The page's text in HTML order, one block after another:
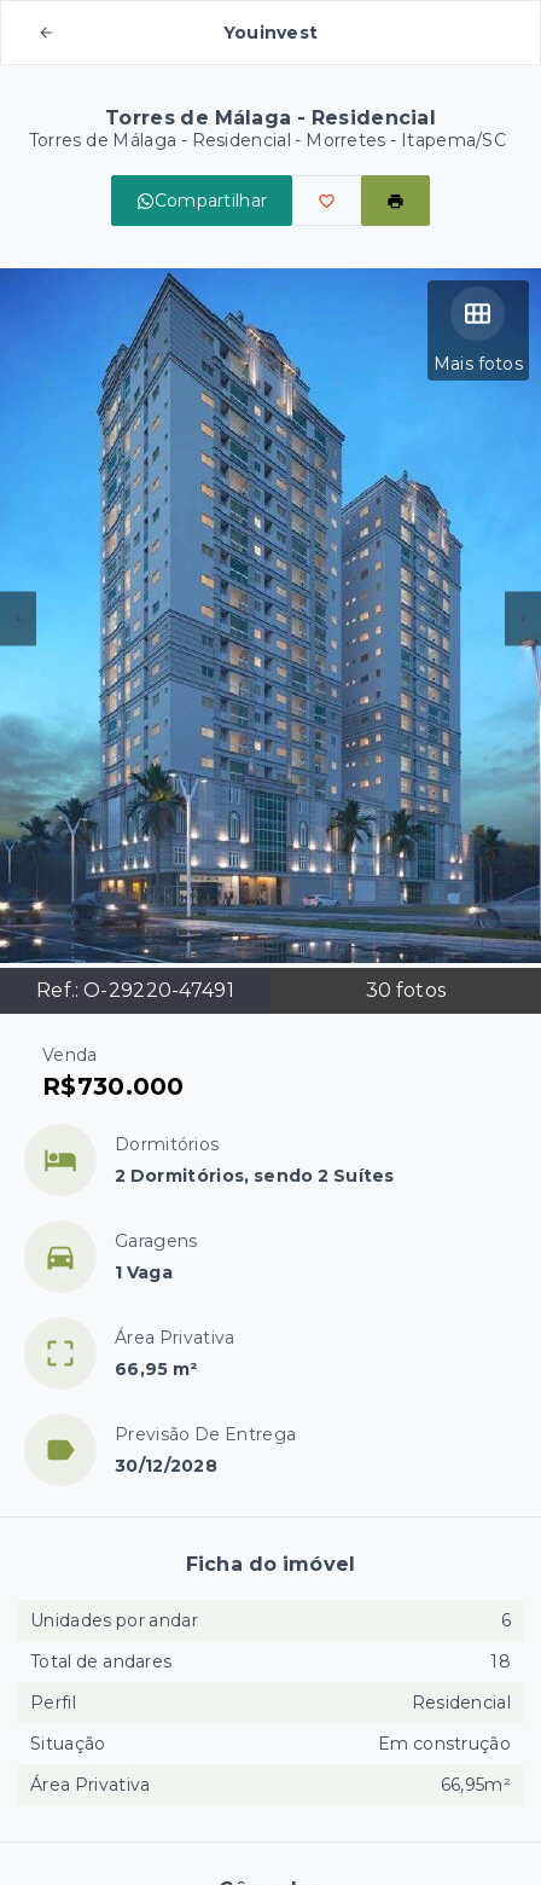
Youinvest
Torres de Málaga - Residencial
Torres de Málaga - Residencial - Morretes - Itapema/SC
Compartilhar
Mais fotos
Ref.:O-29220-47491 30 fotos
Venda
R$730.000
Dormitórios
2 Dormitórios, sendo 2 Suítes
Garagens
1 Vaga
Área Privativa
66,95 m²
Previsão De Entrega
30/12/2028
Ficha do imóvel
Unidades por andar
6
Total de andares
18
Perfil
Residencial
Situação
Em construção
Área Privativa
66,95m²